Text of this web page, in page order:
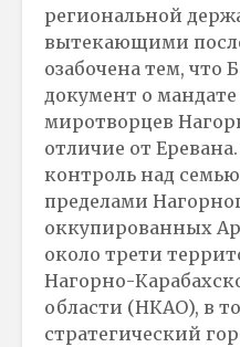
региональной
вытекающими
озабочена тем, что
документ о
миротворцев
отличие от
контроль над
пределами
оккупированных
около трети
Нагорно-
области (НКАО), в
стратегический